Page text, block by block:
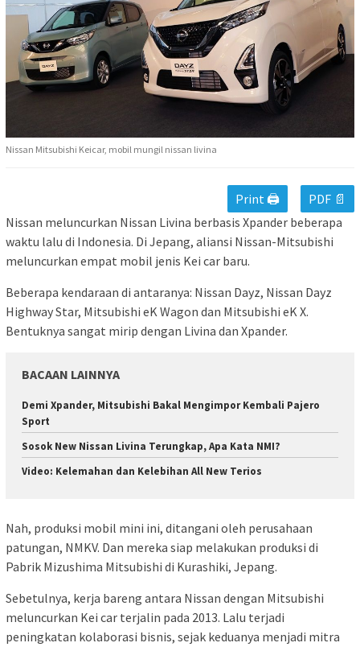
Nissan Mitsubishi Keicar, mobil mungil nissan livina
Print 🖨
PDF 📄
Nissan meluncurkan Nissan Livina berbasis Xpander beberapa
waktu lalu di Indonesia. Di Jepang, aliansi Nissan-Mitsubishi
meluncurkan empat mobil jenis Kei car baru.
Beberapa kendaraan di antaranya: Nissan Dayz, Nissan Dayz
Highway Star, Mitsubishi eK Wagon dan Mitsubishi eK X.
Bentuknya sangat mirip dengan Livina dan Xpander.
BACAAN LAINNYA
Demi Xpander, Mitsubishi Bakal Mengimpor Kembali Pajero
Sport
Sosok New Nissan Livina Terungkap, Apa Kata NMI?
Video: Kelemahan dan Kelebihan All New Terios
Nah, produksi mobil mini ini, ditangani oleh perusahaan
patungan, NMKV. Dan mereka siap melakukan produksi di
Pabrik Mizushima Mitsubishi di Kurashiki, Jepang.
Sebetulnya, kerja bareng antara Nissan dengan Mitsubishi
meluncurkan Kei car terjalin pada 2013. Lalu terjadi
peningkatan kolaborasi bisnis, sejak keduanya menjadi mitra